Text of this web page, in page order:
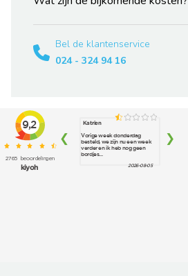
Bel de klantenservice
024 - 324 94 16